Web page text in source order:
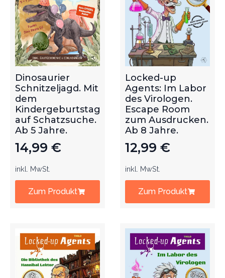
Dinosaurier
Schnitzeljagd. Mit
dem
Kindergeburtstag
auf Schatzsuche.
Ab 5 Jahre.
14,99 €
inkl. MwSt.
Zum Produkt
Locked-up
Agents: Im Labor
des Virologen.
Escape Room
zum Ausdrucken.
Ab 8 Jahre.
12,99 €
inkl. MwSt.
Zum Produkt